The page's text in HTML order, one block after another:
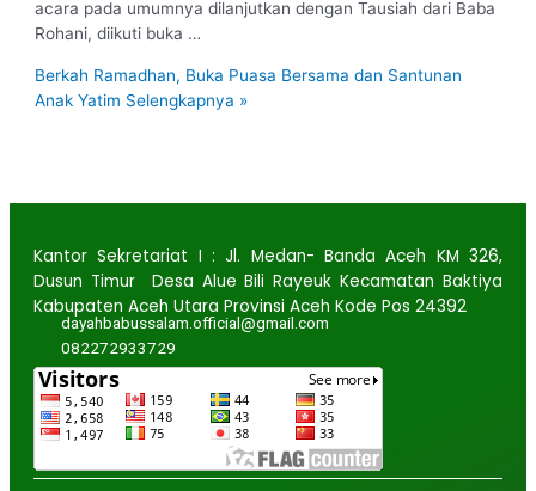
acara pada umumnya dilanjutkan dengan Tausiah dari Baba
Rohani, diikuti buka …
Berkah Ramadhan, Buka Puasa Bersama dan Santunan
Anak Yatim Selengkapnya »
Kantor Sekretariat I : Jl. Medan- Banda Aceh KM 326,
Dusun Timur Desa Alue Bili Rayeuk Kecamatan Baktiya
Kabupaten Aceh Utara Provinsi Aceh Kode Pos 24392
dayahbabussalam.official@gmail.com
082272933729